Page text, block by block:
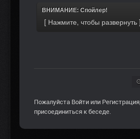
ВНИМАНИЕ: Спойлер!
Пожалуйста Войти или Регистрация
присоединиться к беседе.